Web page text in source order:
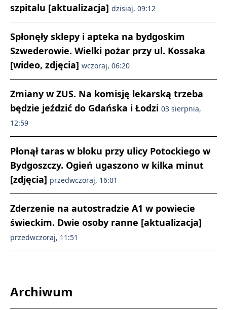
szpitalu [aktualizacja] dzisiaj, 09:12
Spłonęły sklepy i apteka na bydgoskim
Szwederowie. Wielki pożar przy ul. Kossaka
[wideo, zdjęcia] wczoraj, 06:20
Zmiany w ZUS. Na komisję lekarską trzeba
będzie jeździć do Gdańska i Łodzi 03 sierpnia,
12:59
Płonął taras w bloku przy ulicy Potockiego w
Bydgoszczy. Ogień ugaszono w kilka minut
[zdjęcia] przedwczoraj, 16:01
Zderzenie na autostradzie A1 w powiecie
świeckim. Dwie osoby ranne [aktualizacja]
przedwczoraj, 11:51
Archiwum